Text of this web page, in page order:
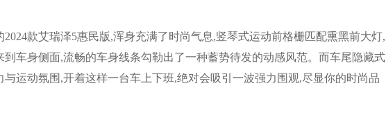
款艾瑞泽5惠民版,浑身充满了时尚气息,竖琴式运动前格栅匹配熏黑前大灯,
车身侧面,流畅的车身线条勾勒出了一种蓄势待发的动感风范。而车尾隐藏式
运动氛围,开着这样一台车上下班,绝对会吸引一波强力围观,尽显你的时尚品